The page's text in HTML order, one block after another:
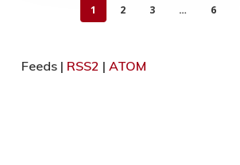
1 2 3 … 6
Feeds | RSS2 | ATOM